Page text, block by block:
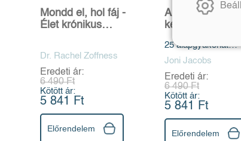
Mondd el, hol fáj -
Élet krónikus
Dr. Rachel Zoffness
Eredeti ár:
6 490 Ft
Kötött ár:
5 841 Ft
Előrendelem
A pilates
kézikönyve
25 alapgyakorlat
elemzése,
illusztrációja
Joni Jacobs
Eredeti ár:
6 490 Ft
Kötött ár:
5 841 Ft
Előrendelem